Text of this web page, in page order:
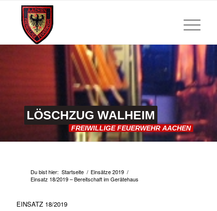
LÖSCHZUG WALHEIM
FREIWILLIGE FEUERWEHR AACHEN
Du bist hier: Startseite / Einsätze 2019 /
Einsatz 18/2019 – Bereitschaft im Gerätehaus
EINSATZ 18/2019